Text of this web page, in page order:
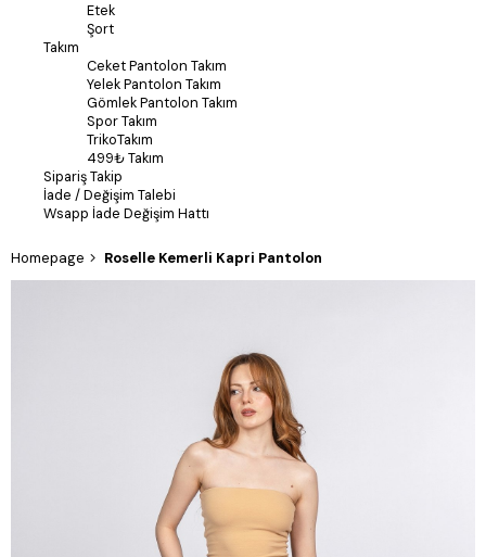
Etek
Şort
Takım
Ceket Pantolon Takım
Yelek Pantolon Takım
Gömlek Pantolon Takım
Spor Takım
TrikoTakım
499₺ Takım
Sipariş Takip
İade / Değişim Talebi
Wsapp İade Değişim Hattı
Homepage Roselle Kemerli Kapri Pantolon